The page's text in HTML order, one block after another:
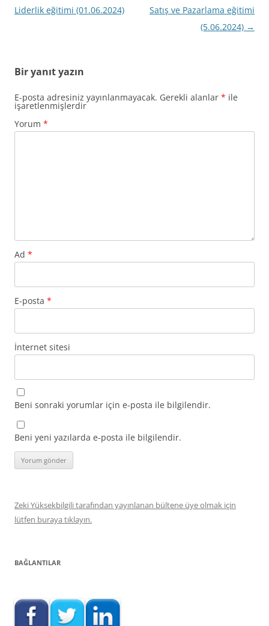
dolaşımı
Liderlik eğitimi (01.06.2024)
Satış ve Pazarlama eğitimi
(5.06.2024) →
Bir yanıt yazın
E-posta adresiniz yayınlanmayacak. Gerekli alanlar * ile
işaretlenmişlerdir
Yorum *
Ad *
E-posta *
İnternet sitesi
Beni sonraki yorumlar için e-posta ile bilgilendir.
Beni yeni yazılarda e-posta ile bilgilendir.
Zeki Yüksekbilgili tarafından yayınlanan bültene üye olmak için
lütfen buraya tıklayın.
BAĞLANTILAR